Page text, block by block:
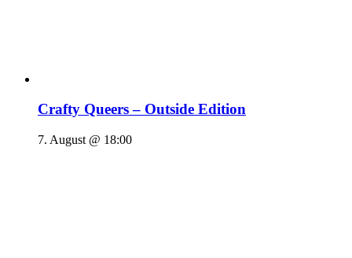
Crafty Queers – Outside Edition
7. August @ 18:00